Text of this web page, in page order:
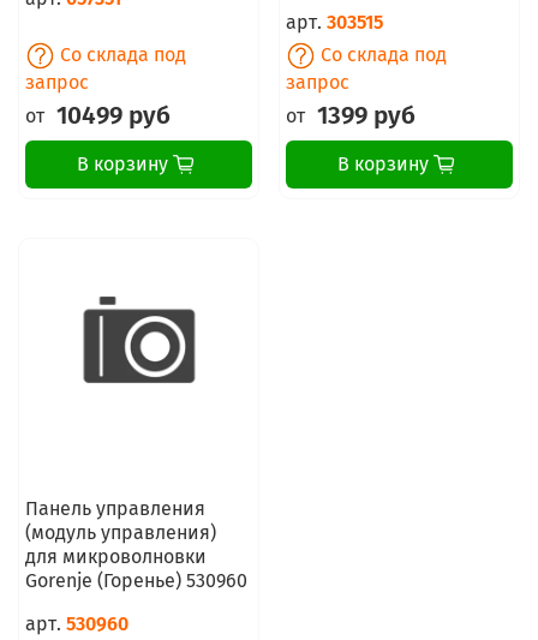
Со склада под
запрос
от 10499 руб
В корзину
арт. 303515
Со склада под
запрос
от 1399 руб
В корзину
Панель управления
(модуль управления)
для микроволновки
Gorenje (Горенье) 530960
арт. 530960